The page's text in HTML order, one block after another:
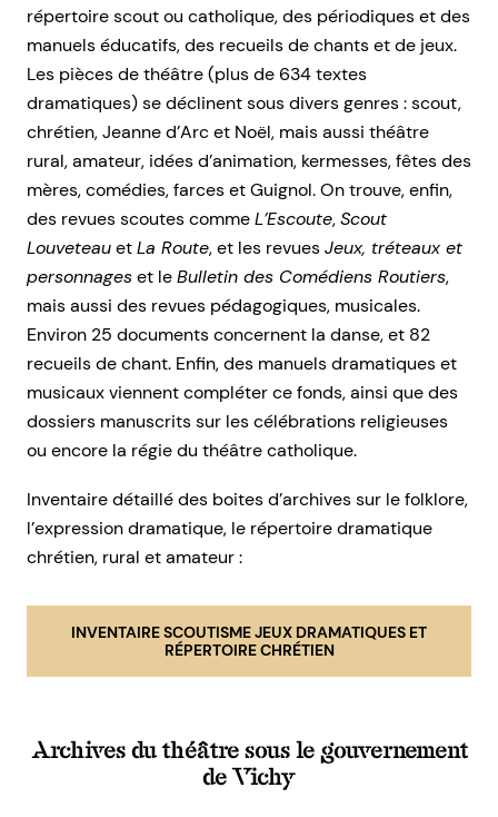
répertoire scout ou catholique, des périodiques et des
manuels éducatifs, des recueils de chants et de jeux.
Les pièces de théâtre (plus de 634 textes
dramatiques) se déclinent sous divers genres : scout,
chrétien, Jeanne d’Arc et Noël, mais aussi théâtre
rural, amateur, idées d’animation, kermesses, fêtes des
mères, comédies, farces et Guignol. On trouve, enfin,
des revues scoutes commeL’Escoute,Scout
LouveteauetLa Route, et les revuesJeux, tréteaux et
personnageset leBulletin des Comédiens Routiers,
mais aussi des revues pédagogiques, musicales.
Environ 25 documents concernent la danse, et 82
recueils de chant. Enfin, des manuels dramatiques et
musicaux viennent compléter ce fonds, ainsi que des
dossiers manuscrits sur les célébrations religieuses
ou encore la régie du théâtre catholique.
Inventaire détaillé des boites d’archives sur le folklore,
l’expression dramatique, le répertoire dramatique
chrétien, rural et amateur :
INVENTAIRE SCOUTISME JEUX DRAMATIQUES ET
RÉPERTOIRE CHRÉTIEN
Archives du théâtre sous le gouvernement
de Vichy